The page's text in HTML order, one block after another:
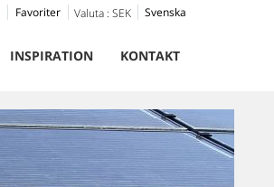
Svenska
Valuta : SEK
Favoriter
INSPIRATION KONTAKT